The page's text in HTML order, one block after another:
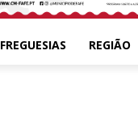
FREGUESIAS REGIÃO